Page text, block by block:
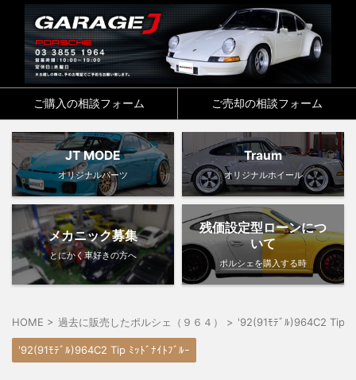
ご購入の相談フォーム ご売却の相談フォーム
JT MODE
オリジナルパーツ
Traum
オリジナルホイール
メカニック募集
とにかく車好きの方へ
残価設定型ローンにつ
いて
ポルシェを購入する時
HOME > 過去に販売したポルシェ（９６４） > '92(91ﾓﾃﾞﾙ)964C2 Tip ﾐ
'92(91ﾓﾃﾞﾙ)964C2 Tip ﾐｯﾄﾞﾅｲﾄﾌﾞﾙｰ